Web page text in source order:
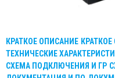
КРАТКОЕ ОПИСАНИЕ
ТЕХНИЧЕСКИЕ
СХЕМА ПОДКЛЮЧЕНИЯ И ГР